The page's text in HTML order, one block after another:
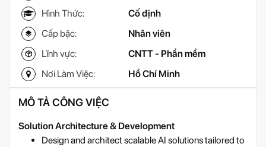
Hình Thức:
Cố định
Cấp bậc:
Nhân viên
Lĩnh vực:
CNTT - Phần mềm
Nơi Làm Việc:
Hồ Chí Minh
MÔ TẢ CÔNG VIỆC
Solution Architecture & Development
Design and architect scalable AI solutions tailored to